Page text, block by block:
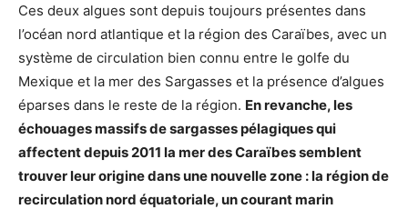
Ces deux algues sont depuis toujours présentes dans
l’océan nord atlantique et la région des Caraïbes, avec un
système de circulation bien connu entre le golfe du
Mexique et la mer des Sargasses et la présence d’algues
éparses dans le reste de la région. En revanche, les
échouages massifs de sargasses pélagiques qui
affectent depuis 2011 la mer des Caraïbes semblent
trouver leur origine dans une nouvelle zone : la région de
recirculation nord équatoriale, un courant marin